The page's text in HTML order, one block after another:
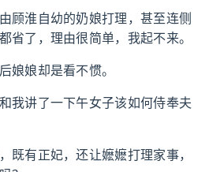
顾淮自幼的奶娘打理，甚至连侧
省了，理由很简单，我起不来。
娘娘却是看不惯。
我讲了一下午女子该如何侍奉夫
既有正妃，还让嬷嬷打理家事，